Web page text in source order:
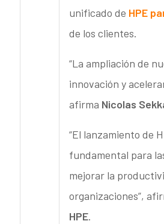
unificado de HPE
de los clientes.
“La ampliación de
innovación y
afirma Nicolas
“El lanzamiento de
fundamental para
mejorar la
organizaciones”,
HPE.